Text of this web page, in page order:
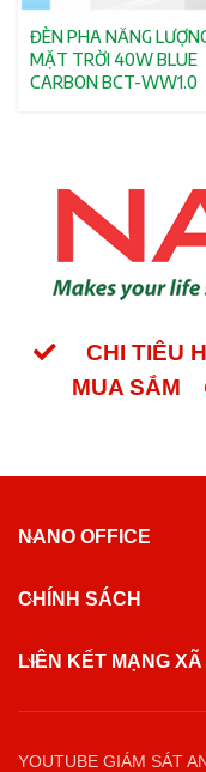
ĐÈN PHA NĂNG
MẶT TRỜI 40W BLUE
CARBON BCT-WW1.0
CHI TIÊU
MUA SẮM
NANO OFFICE
CHÍNH SÁCH
LIÊN KẾT MẠNG XÃ
YOUTUBE GIÁM SÁT